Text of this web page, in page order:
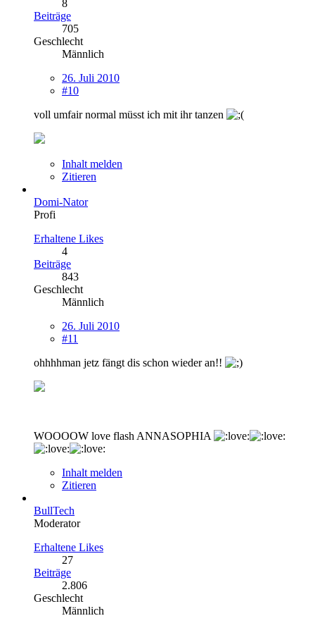
8
Beiträge
705
Geschlecht
Männlich
26. Juli 2010
#10
voll umfair normal müsst ich mit ihr tanzen
Inhalt melden
Zitieren
Domi-Nator
Profi
Erhaltene Likes
4
Beiträge
843
Geschlecht
Männlich
26. Juli 2010
#11
ohhhhman jetz fängt dis schon wieder an!!
WOOOOW love flash ANNASOPHIA
Inhalt melden
Zitieren
BullTech
Moderator
Erhaltene Likes
27
Beiträge
2.806
Geschlecht
Männlich